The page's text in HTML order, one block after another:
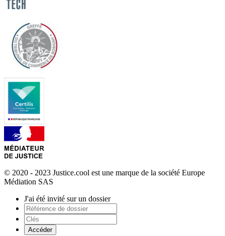
© 2020 - 2023 Justice.cool est une marque de la société Europe
Médiation SAS
J'ai été invité sur un dossier